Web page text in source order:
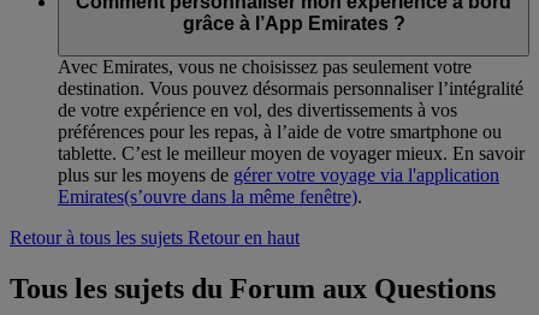
grâce à l’App Emirates ?
Avec Emirates, vous ne choisissez pas seulement votre
destination. Vous pouvez désormais personnaliser l’intégralité
de votre expérience en vol, des divertissements à vos
préférences pour les repas, à l’aide de votre smartphone ou
tablette. C’est le meilleur moyen de voyager mieux. En savoir
plus sur les moyens de gérer votre voyage via l'application
Emirates(s’ouvre dans la même fenêtre).
Retour à tous les sujets Retour en haut
Tous les sujets du Forum aux Questions